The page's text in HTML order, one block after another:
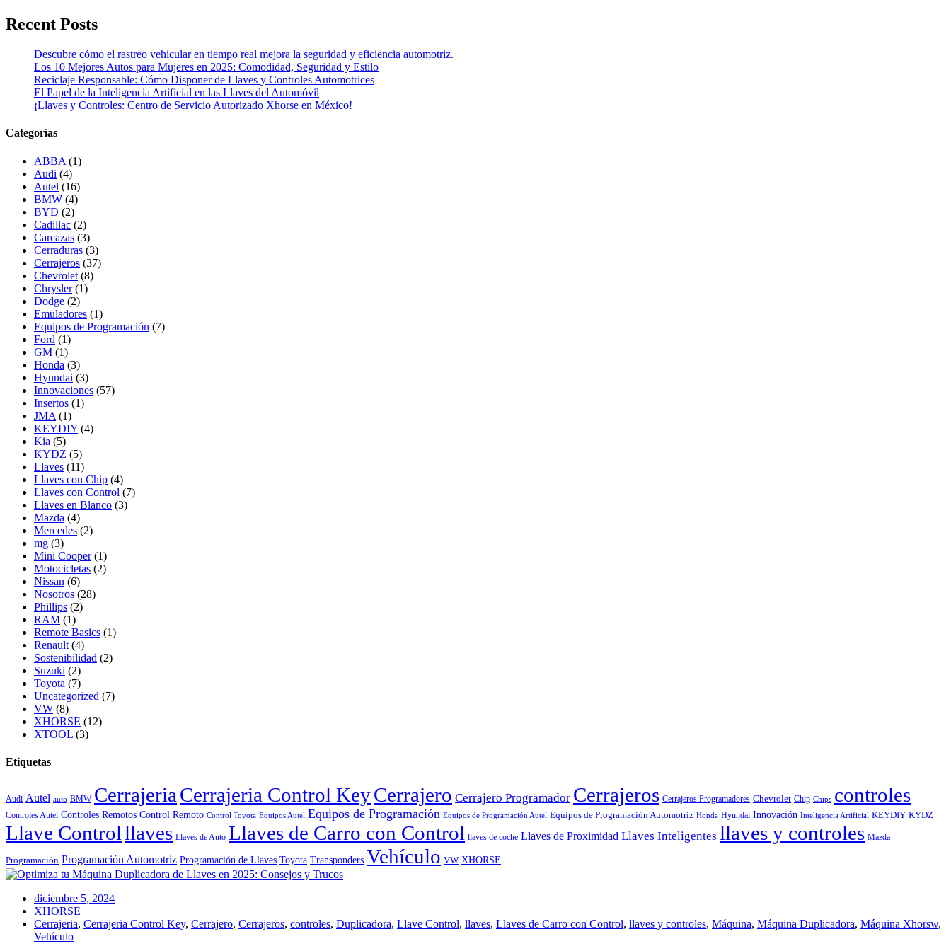
Recent Posts
Descubre cómo el rastreo vehicular en tiempo real mejora la seguridad y eficiencia automotriz.
Los 10 Mejores Autos para Mujeres en 2025: Comodidad, Seguridad y Estilo
Reciclaje Responsable: Cómo Disponer de Llaves y Controles Automotrices
El Papel de la Inteligencia Artificial en las Llaves del Automóvil
¡Llaves y Controles: Centro de Servicio Autorizado Xhorse en México!
Categorías
ABBA (1)
Audi (4)
Autel (16)
BMW (4)
BYD (2)
Cadillac (2)
Carcazas (3)
Cerraduras (3)
Cerrajeros (37)
Chevrolet (8)
Chrysler (1)
Dodge (2)
Emuladores (1)
Equipos de Programación (7)
Ford (1)
GM (1)
Honda (3)
Hyundai (3)
Innovaciones (57)
Insertos (1)
JMA (1)
KEYDIY (4)
Kia (5)
KYDZ (5)
Llaves (11)
Llaves con Chip (4)
Llaves con Control (7)
Llaves en Blanco (3)
Mazda (4)
Mercedes (2)
mg (3)
Mini Cooper (1)
Motocicletas (2)
Nissan (6)
Nosotros (28)
Phillips (2)
RAM (1)
Remote Basics (1)
Renault (4)
Sostenibilidad (2)
Suzuki (2)
Toyota (7)
Uncategorized (7)
VW (8)
XHORSE (12)
XTOOL (3)
Etiquetas
Audi Autel auto BMW Cerrajeria Cerrajeria Control KeyCerrajero Cerrajero Programador Cerrajeros Cerrajeros Programadores Chevrolet Chip Chips controles
Controles Autel Controles Remotos Control Remoto Control Toyota Equipos Autel Equipos de Programación Equipos de Programación Autel Equipos de Programación Automotriz Honda Hyundai Innovación Inteligencia Artificial KEYDIY KYDZ
Llave Controlllaves Llaves de Auto Llaves de Carro con Control llaves de coche Llaves de Proximidad Llaves Inteligentes llaves y controles Mazda
Programación Programación Automotriz Programación de Llaves Toyota Transponders Vehículo VW XHORSE
diciembre 5, 2024
XHORSE
Cerrajeria, Cerrajeria Control Key, Cerrajero, Cerrajeros, controles, Duplicadora, Llave Control, llaves, Llaves de Carro con Control, llaves y controles, Máquina, Máquina Duplicadora, Máquina Xhorsw,
Vehículo